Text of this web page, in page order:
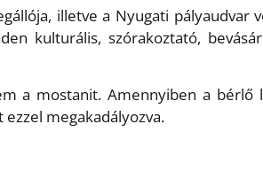
illetve a Nyugati pályaudvar
kulturális, szórakoztató,
a mostanit. Amennyiben a bérlő
megakadályozva.